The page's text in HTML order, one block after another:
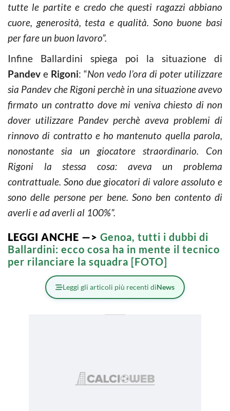
tutte le partite e credo che questi ragazzi abbiano
cuore, generosità, testa e qualità. Sono buone basi
per fare un buon lavoro”.
Infine Ballardini spiega poi la situazione di
Pandev e Rigoni: “Non vedo l’ora di poter utilizzare
sia Pandev che Rigoni perchè in una situazione avevo
firmato un contratto dove mi veniva chiesto di non
dover utilizzare Pandev perchè aveva problemi di
rinnovo di contratto e ho mantenuto quella parola,
nonostante sia un giocatore straordinario. Con
Rigoni la stessa cosa: aveva un problema
contrattuale. Sono due giocatori di valore assoluto e
sono delle persone per bene. Sono ben contento di
averli e ad averli al 100%”.
LEGGI ANCHE —> Genoa, tutti i dubbi di
Ballardini: ecco cosa ha in mente il tecnico
per rilanciare la squadra [FOTO]
Leggi gli articoli più recenti diNews